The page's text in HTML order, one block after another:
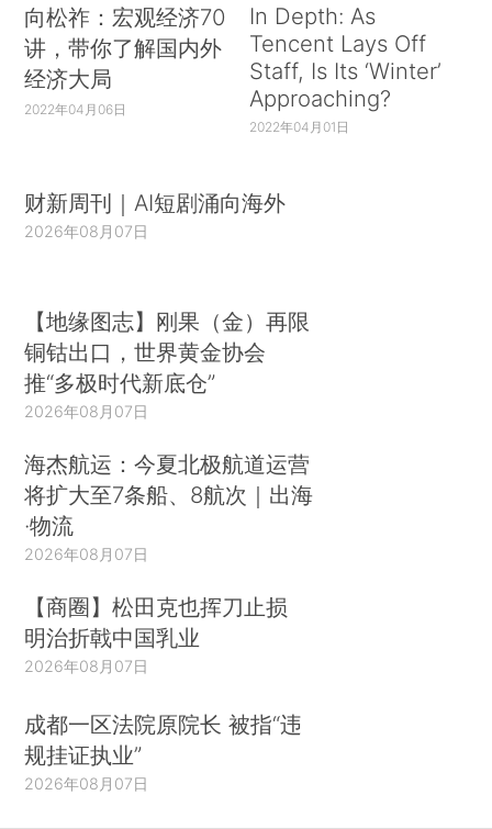
向松祚：宏观经济70
讲，带你了解国内外
经济大局
2022年04月06日
In Depth: As
Tencent Lays Off
Staff, Is Its ‘Winter’
Approaching?
2022年04月01日
财新周刊｜AI短剧涌向海外
2026年08月07日
【地缘图志】刚果（金）再限
铜钴出口，世界黄金协会
推“多极时代新底仓”
2026年08月07日
海杰航运：今夏北极航道运营
将扩大至7条船、8航次｜出海
·物流
2026年08月07日
【商圈】松田克也挥刀止损
明治折戟中国乳业
2026年08月07日
成都一区法院原院长 被指“违
规挂证执业”
2026年08月07日